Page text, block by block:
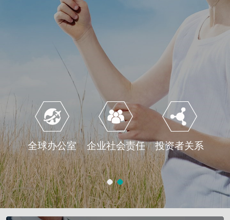
全球办公室 企业社会责任 投资者关系